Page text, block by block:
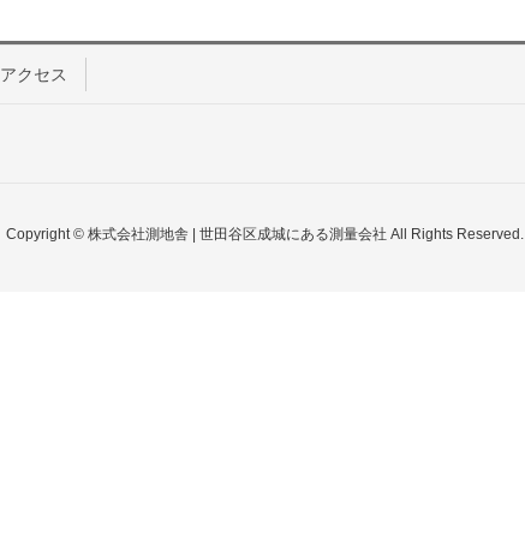
アクセス
Copyright © 株式会社測地舎 | 世田谷区成城にある測量会社 All Rights Reserved.